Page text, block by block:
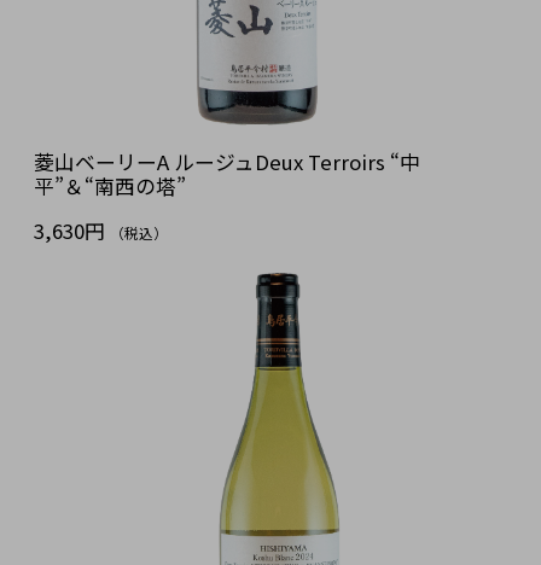
菱山ベーリーA ルージュDeux Terroirs “中
平”＆“南西の塔”
3,630円
（税込）